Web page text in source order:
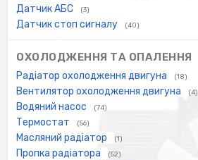
Датчик АБС (3)
Датчик стоп сигналу (40)
ОХОЛОДЖЕННЯ ТА ОПАЛЕННЯ
Радіатор охолодження двигуна (18)
Вентилятор охолодження двигуна (4)
Водяний насос (74)
Термостат (56)
Масляний радіатор (1)
Пропка радіатора (52)